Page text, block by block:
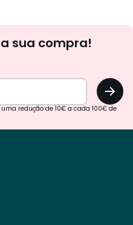
sua compra!
OK
redução de 10€ a cada 100€ de